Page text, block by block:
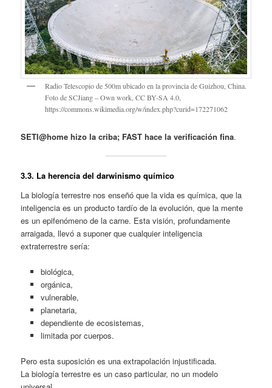
Radio Telescopio de 500m ubicado en la provincia de Guizhou, China.
Foto de SCJiang – Own work, CC BY-SA 4.0,
https://commons.wikimedia.org/w/index.php?curid=172271062
SETI@home hizo la criba; FAST hace la verificación fina.
3.3. La herencia del darwinismo químico
La biología terrestre nos enseñó que la vida es química, que la
inteligencia es un producto tardío de la evolución, que la mente
es un epifenómeno de la carne. Esta visión, profundamente
arraigada, llevó a suponer que cualquier inteligencia
extraterrestre sería:
biológica,
orgánica,
vulnerable,
planetaria,
dependiente de ecosistemas,
limitada por cuerpos.
Pero esta suposición es una extrapolación injustificada.
La biología terrestre es un caso particular, no un modelo